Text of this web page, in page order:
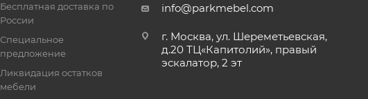
Бесплатная доставка по
России
Специальное
предложение
Ликвидация остатков
мебели
info@parkmebel.com
г. Москва, ул. Шереметьевская,
д.20 ТЦ«Капитолий», правый
эскалатор, 2 эт